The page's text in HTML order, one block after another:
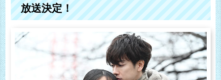
放送決定！